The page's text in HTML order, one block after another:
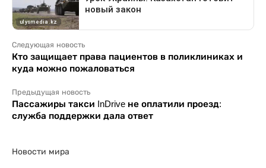
Следующая новость
Кто защищает права пациентов в поликлиниках и
куда можно пожаловаться
Предыдущая новость
Пассажиры такси InDrive не оплатили проезд:
служба поддержки дала ответ
Новости мира